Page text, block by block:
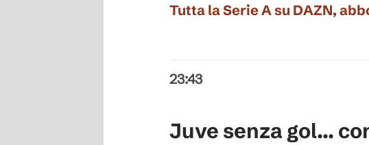
Tutta la Serie A su DAZN,
23:43
Juve senza gol...